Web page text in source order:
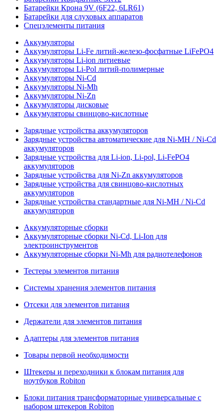
Батарейки Крона 9V (6F22, 6LR61)
Батарейки для слуховых аппаратов
Спецэлементы питания
Аккумуляторы
Аккумуляторы Li-Fe литий-железо-фосфатные LiFePO4
Аккумуляторы Li-ion литиевые
Аккумуляторы Li-Pol литий-полимерные
Аккумуляторы Ni-Cd
Аккумуляторы Ni-Mh
Аккумуляторы Ni-Zn
Аккумуляторы дисковые
Аккумуляторы свинцово-кислотные
Зарядные устройства аккумуляторов
Зарядные устройства автоматические для Ni-MH / Ni-Cd
аккумуляторов
Зарядные устройства для Li-ion, Li-pol, Li-FePO4
аккумуляторов
Зарядные устройства для Ni-Zn аккумуляторов
Зарядные устройства для свинцово-кислотных
аккумуляторов
Зарядные устройства стандартные для Ni-MH / Ni-Cd
аккумуляторов
Аккумуляторные сборки
Аккумуляторные сборки Ni-Cd, Li-Ion для
электроинструментов
Аккумуляторные сборки Ni-Mh для радиотелефонов
Тестеры элементов питания
Системы хранения элементов питания
Отсеки для элементов питания
Держатели для элементов питания
Адаптеры для элементов питания
Товары первой необходимости
Штекеры и переходники к блокам питания для
ноутбуков Robiton
Блоки питания трансформаторные универсальные с
набором штекеров Robiton